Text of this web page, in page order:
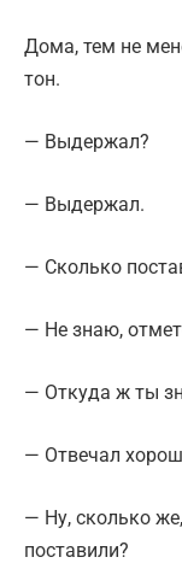
Дома, тем не
тон.
— Выдержал?
— Выдержал.
— Сколько
— Не знаю,
— Откуда ж ты
— Отвечал
— Ну, сколько
поставили?